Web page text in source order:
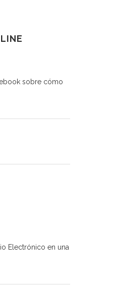
sobre cómo
Electrónico en una